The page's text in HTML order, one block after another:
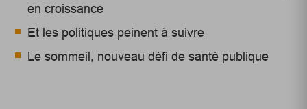
en croissance
Et les politiques peinent à suivre
Le sommeil, nouveau défi de santé publique